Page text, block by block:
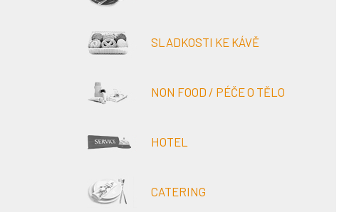
SLADKOSTI KE KÁVĚ
NON FOOD / PÉČE O TĚLO
HOTEL
CATERING